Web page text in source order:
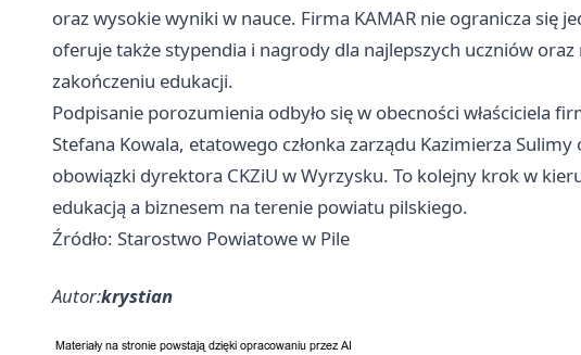
oraz wysokie wyniki w nauce. Firma KAMAR nie ogranicza się
oferuje także stypendia i nagrody dla najlepszych uczniów
zakończeniu edukacji.
Podpisanie porozumienia odbyło się w obecności właściciela
Stefana Kowala, etatowego członka zarządu Kazimierza
obowiązki dyrektora CKZiU w Wyrzysku. To kolejny krok w
edukacją a biznesem na terenie powiatu pilskiego.
Źródło: Starostwo Powiatowe w Pile
Autor:krystian